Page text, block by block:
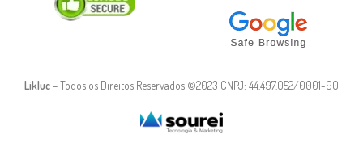
Likluc– Todos os Direitos Reservados ©2023 CNPJ: 44.497.052/0001-90